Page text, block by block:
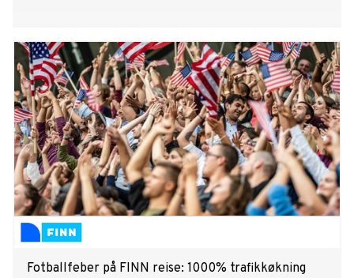
Fotballfeber på FINN reise: 1000% trafikkøkning